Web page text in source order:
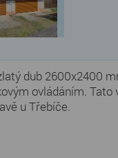
dub 2600x2400
ovládáním. Tato
u Třebíče.